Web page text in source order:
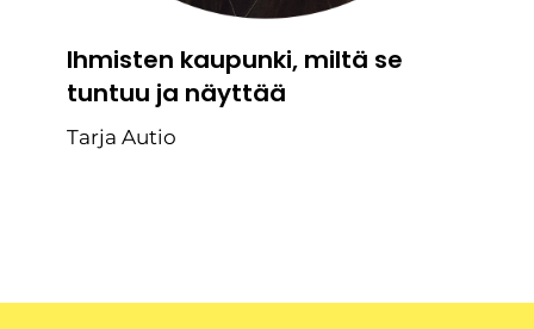
Ihmisten kaupunki, miltä se
tuntuu ja näyttää
Tarja Autio